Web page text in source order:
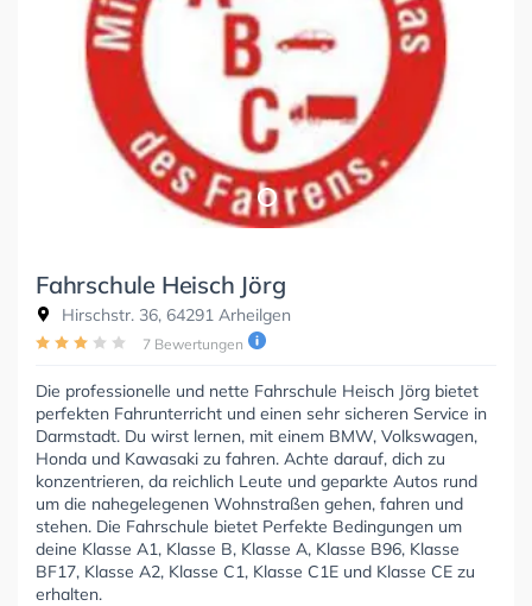
Fahrschule Heisch Jörg
Hirschstr. 36, 64291 Arheilgen
7 Bewertungen
Die professionelle und nette Fahrschule Heisch Jörg bietet
perfekten Fahrunterricht und einen sehr sicheren Service in
Darmstadt. Du wirst lernen, mit einem BMW, Volkswagen,
Honda und Kawasaki zu fahren. Achte darauf, dich zu
konzentrieren, da reichlich Leute und geparkte Autos rund
um die nahegelegenen Wohnstraßen gehen, fahren und
stehen. Die Fahrschule bietet Perfekte Bedingungen um
deine Klasse A1, Klasse B, Klasse A, Klasse B96, Klasse
BF17, Klasse A2, Klasse C1, Klasse C1E und Klasse CE zu
erhalten.